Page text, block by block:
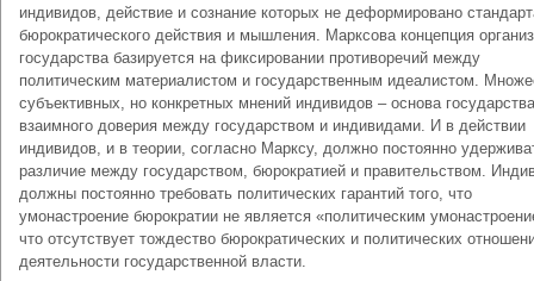
индивидов, действие и сознание которых не деформировано
бюрократического действия и мышления. Марксова концепция
государства базируется на фиксировании противоречий между
политическим материалистом и государственным идеалистом.
субъективных, но конкретных мнений индивидов – основа
взаимного доверия между государством и индивидами. И в действии
индивидов, и в теории, согласно Марксу, должно постоянно
различие между государством, бюрократией и правительством.
должны постоянно требовать политических гарантий того, что
умонастроение бюрократии не является «политическим
что отсутствует тождество бюрократических и политических
деятельности государственной власти.